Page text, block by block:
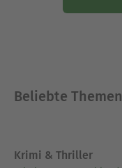
Beliebte Themen
Krimi & Thriller